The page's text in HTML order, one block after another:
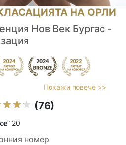
НА ОРЛИ
Нов Век Бургас -
Покажи повече >>
(76)
20
номер